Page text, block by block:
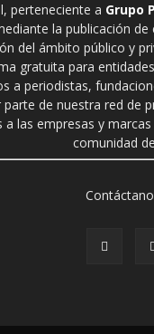
perteneciente a Grupo
la publicación
del ámbito público y
gratuita para
a periodistas,
de nuestra red de
las empresas y
comunidad de